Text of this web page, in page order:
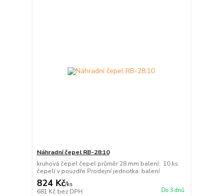
Náhradní čepel RB-28:10
kruhová čepel čepel průměr 28 mm balení: 10 ks
čepelí v pouzdře Prodejní jednotka: balení
824 Kč/ks
681 Kč bez DPH Do 3 dnů